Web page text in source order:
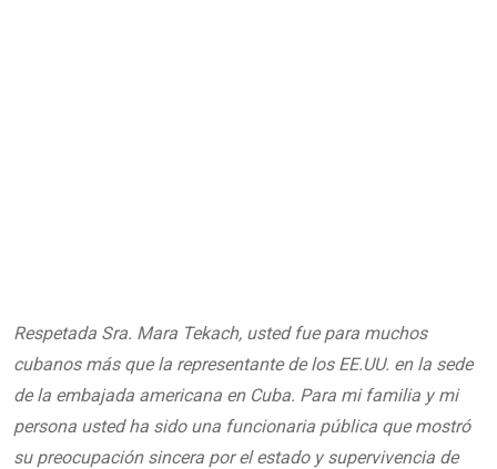
Respetada Sra. Mara Tekach, usted fue para muchos
cubanos más que la representante de los EE.UU. en la sede
de la embajada americana en Cuba. Para mi familia y mi
persona usted ha sido una funcionaria pública que mostró
su preocupación sincera por el estado y supervivencia de